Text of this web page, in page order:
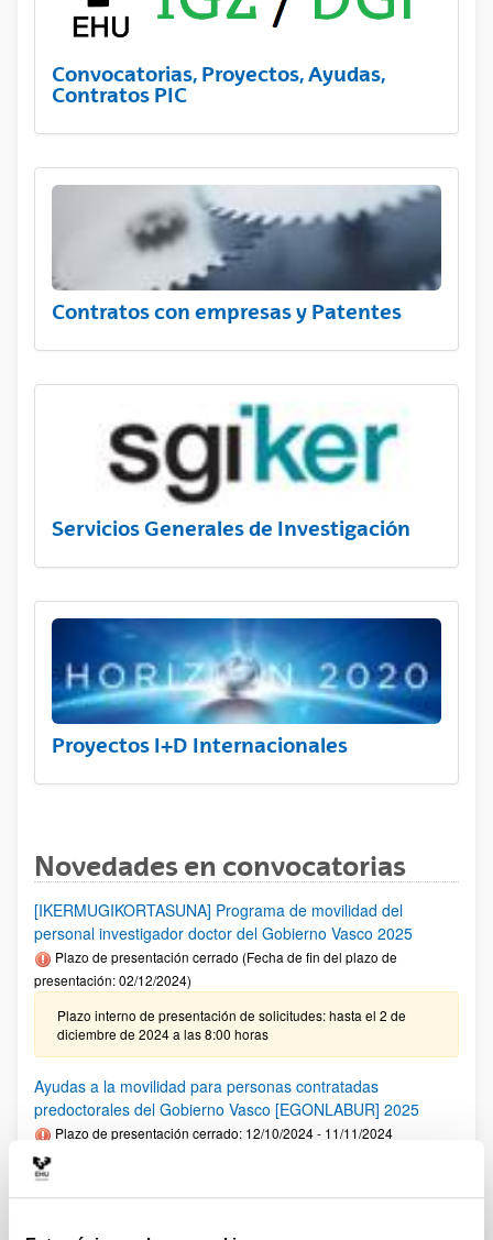
Convocatorias, Proyectos, Ayudas,
Contratos PIC
Contratos con empresas y Patentes
Servicios Generales de Investigación
Proyectos I+D Internacionales
Novedades en convocatorias
[IKERMUGIKORTASUNA] Programa de movilidad del
personal investigador doctor del Gobierno Vasco 2025
Plazo de presentación cerrado (Fecha de fin del plazo de
presentación: 02/12/2024)
Plazo interno de presentación de solicitudes: hasta el 2 de
diciembre de 2024 a las 8:00 horas
Ayudas a la movilidad para personas contratadas
predoctorales del Gobierno Vasco [EGONLABUR] 2025
Plazo de presentación cerrado: 12/10/2024 - 11/11/2024